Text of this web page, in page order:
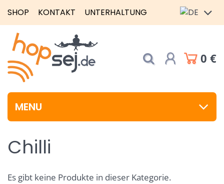
SHOP KONTAKT UNTERHALTUNG
0 €
MENU
Chilli
Es gibt keine Produkte in dieser Kategorie.